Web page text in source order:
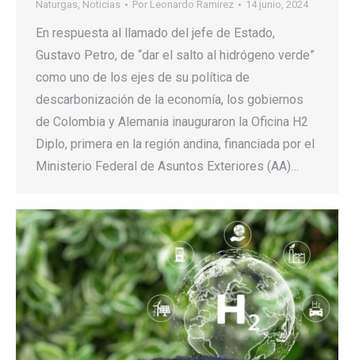
Naturgas, Noticias Por Leonardo Ramirez 14 junio, 2024
En respuesta al llamado del jefe de Estado,
Gustavo Petro, de “dar el salto al hidrógeno verde”
como uno de los ejes de su política de
descarbonización de la economía, los gobiernos
de Colombia y Alemania inauguraron la Oficina H2
Diplo, primera en la región andina, financiada por el
Ministerio Federal de Asuntos Exteriores (AA)…